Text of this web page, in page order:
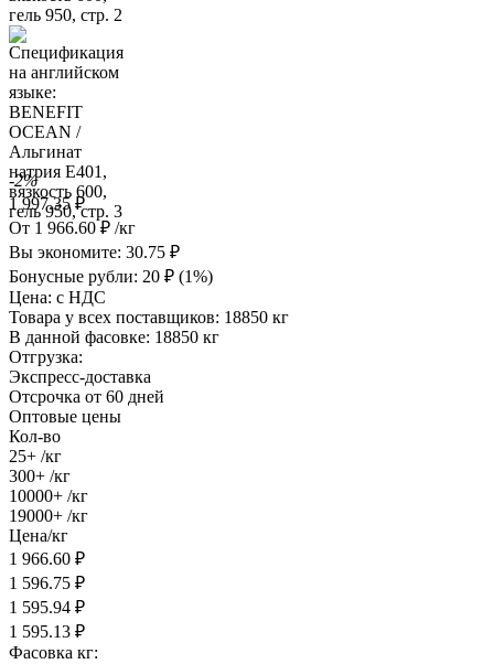
-2%
1 997.35 ₽
От 1 966.60 ₽ /кг
Вы экономите: 30.75 ₽
Бонусные рубли: 20 ₽ (1%)
Цена: с НДС
Товара у всех поставщиков: 18850 кг
В данной фасовке: 18850 кг
Отгрузка:
Экспресс-доставка
Отсрочка от 60 дней
Оптовые цены
Кол-во
25+ /кг
300+ /кг
10000+ /кг
19000+ /кг
Цена/кг
1 966.60 ₽
1 596.75 ₽
1 595.94 ₽
1 595.13 ₽
Фасовка кг: